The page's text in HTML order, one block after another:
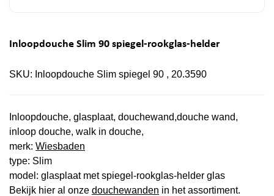
Inloopdouche Slim 90 spiegel-rookglas-helder
SKU: Inloopdouche Slim spiegel 90 , 20.3590
Inloopdouche, glasplaat, douchewand,douche wand,
inloop douche, walk in douche,
merk: Wiesbaden
type: Slim
model: glasplaat met spiegel-rookglas-helder glas
Bekijk hier al onze douchewanden in het assortiment.